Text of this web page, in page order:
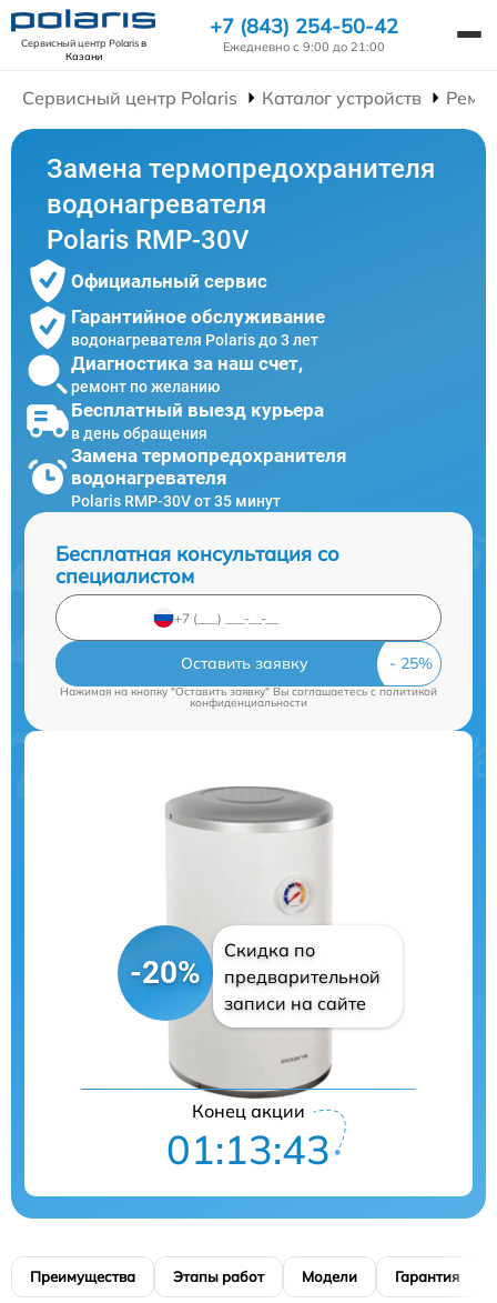
Сервисный центр Polarisв
Казани
+7 (843) 254-50-42
Ежедневно с 9:00 до 21:00
Сервисный центр Polaris Каталог устройств
Замена термопредохранителя
водонагревателя
Polaris RMP-30V
Официальный сервис
Гарантийное обслуживание
водонагревателя Polaris до 3 лет
Диагностика за наш счет,
ремонт по желанию
Бесплатный выезд курьера
в день обращения
Замена термопредохранителя
водонагревателя
Polaris RMP-30V от 35 минут
Бесплатная консультация со
специалистом
Оставить заявку
Нажимая на кнопку "Оставить заявку" Вы соглашаетесь cполитикой
конфиденциальности
-20%
Скидка по
предварительной
записи на сайте
Конец акции
01:13:42
Преимущества Этапы работ Модели Гарантия